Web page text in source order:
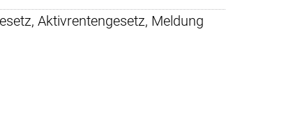
Aktivrentengesetz, Meldung